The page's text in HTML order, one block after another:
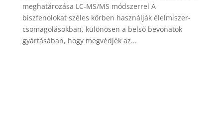
meghatározása LC-MS/MS módszerrel A
biszfenolokat széles körben használják élelmiszer-
csomagolásokban, különösen a belső bevonatok
gyártásában, hogy megvédjék az...